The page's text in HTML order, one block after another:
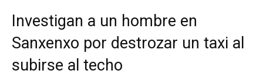
Investigan a un hombre en
Sanxenxo por destrozar un taxi al
subirse al techo